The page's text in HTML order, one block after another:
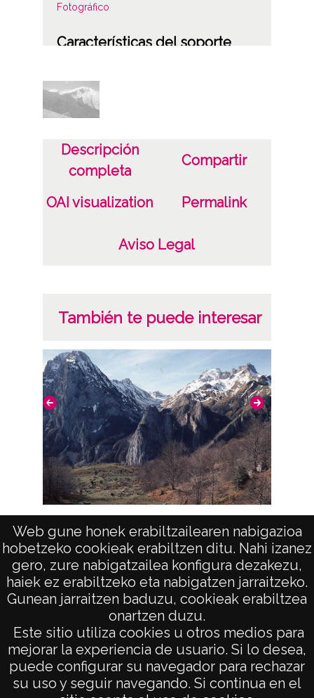
Web gune honek erabiltzailearen nabigazioa
hobetzeko cookieak erabiltzen ditu. Nahi izanez
gero, zure nabigatzailea konfigura dezakezu,
haiek ez erabiltzeko eta nabigatzen jarraitzeko.
Gunean jarraitzen baduzu, cookieak erabiltzea
onartzen duzu.
Este sitio utiliza cookies u otros medios para
mejorar la experiencia de usuario. Si lo desea,
puede configurar su navegador para rechazar
su uso y seguir navegando. Si continua en el
Fotográfico
Características del soporte
Fecha
19571201
Lugar
San Lorenzo
Licencia de las imágenes
Descripción
completa
Compartir
OAI visualization Permalink
Aviso Legal
También te puede interesar
Montes o paisajes del sur de Francia:
Lescun
AVISO LEGAL
POLÍTICA DE PRIVACIDAD
ACCESIBILIDAD
ATENCIÓN CIUDADANA